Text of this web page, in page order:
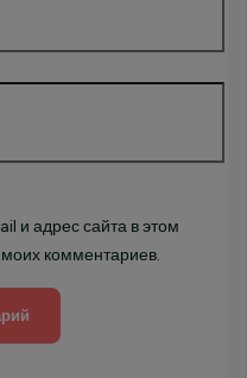
и адрес сайта в этом
комментариев.